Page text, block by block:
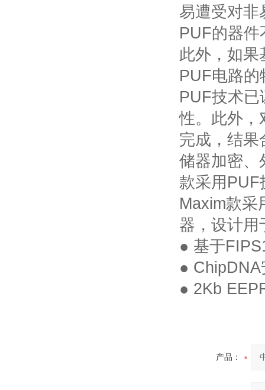
易遭受对非
PUF的器件
此外，如果
PUF电路的
PUF技术已
性。此外，
完成，结果
储器加密、
款采用 PUF
Maxim款采
器，设计用
● 基于
● ChipDNA
● 2Kb
产品：